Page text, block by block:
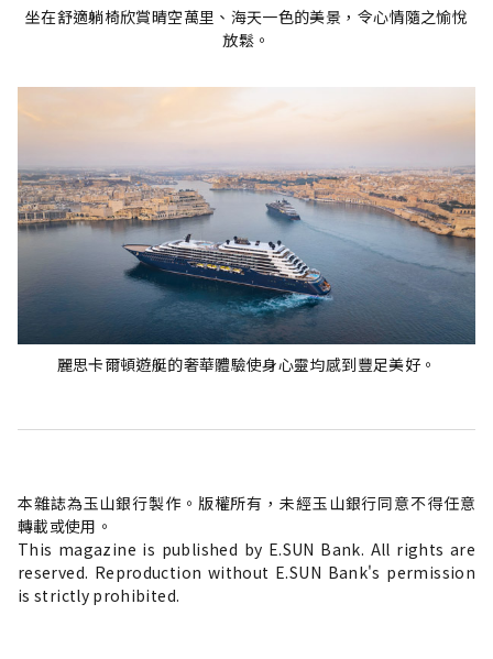
坐在舒適躺椅欣賞晴空萬里、海天一色的美景，令心情隨之愉悅
放鬆。
麗思卡爾頓遊艇的奢華體驗使身心靈均感到豐足美好。
本雜誌為玉山銀行製作。版權所有，未經玉山銀行同意不得任意
轉載或使用。
This magazine is published by E.SUN Bank. All rights are
reserved. Reproduction without E.SUN Bank's permission
is strictly prohibited.